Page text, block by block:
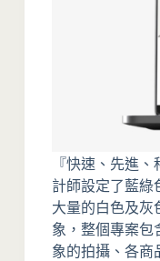
『快速、先進
計師設定了藍綠
大量的白色及灰
象，整個專案包
象的拍攝、各商